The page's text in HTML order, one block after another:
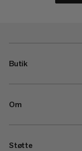
Butik
Om
Støtte